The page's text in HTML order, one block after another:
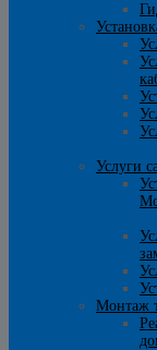
Услуги
Монтаж